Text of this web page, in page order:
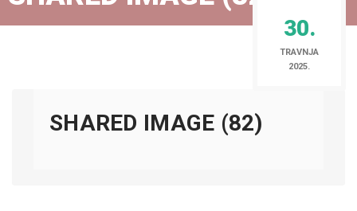
30.
TRAVNJA
2025.
SHARED IMAGE (82)